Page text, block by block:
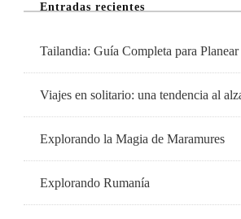
Entradas recientes
Tailandia: Guía Completa para
Viajes en solitario: una tendencia al
Explorando la Magia de Maramures
Explorando Rumanía